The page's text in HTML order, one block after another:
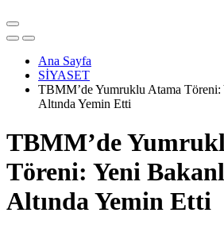
Ana Sayfa
SİYASET
TBMM’de Yumruklu Atama Töreni:
Altında Yemin Etti
TBMM’de
Töreni: Yeni
Altında Yemin Etti